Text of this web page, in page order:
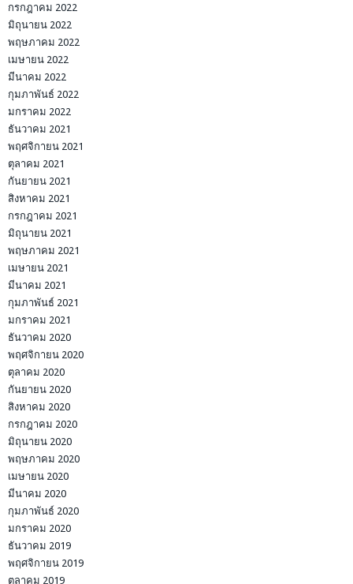
กรกฎาคม 2022
มิถุนายน 2022
พฤษภาคม 2022
เมษายน 2022
มีนาคม 2022
กุมภาพันธ์ 2022
มกราคม 2022
ธันวาคม 2021
พฤศจิกายน 2021
ตุลาคม 2021
กันยายน 2021
สิงหาคม 2021
กรกฎาคม 2021
มิถุนายน 2021
พฤษภาคม 2021
เมษายน 2021
มีนาคม 2021
กุมภาพันธ์ 2021
มกราคม 2021
ธันวาคม 2020
พฤศจิกายน 2020
ตุลาคม 2020
กันยายน 2020
สิงหาคม 2020
กรกฎาคม 2020
มิถุนายน 2020
พฤษภาคม 2020
เมษายน 2020
มีนาคม 2020
กุมภาพันธ์ 2020
มกราคม 2020
ธันวาคม 2019
พฤศจิกายน 2019
ตุลาคม 2019